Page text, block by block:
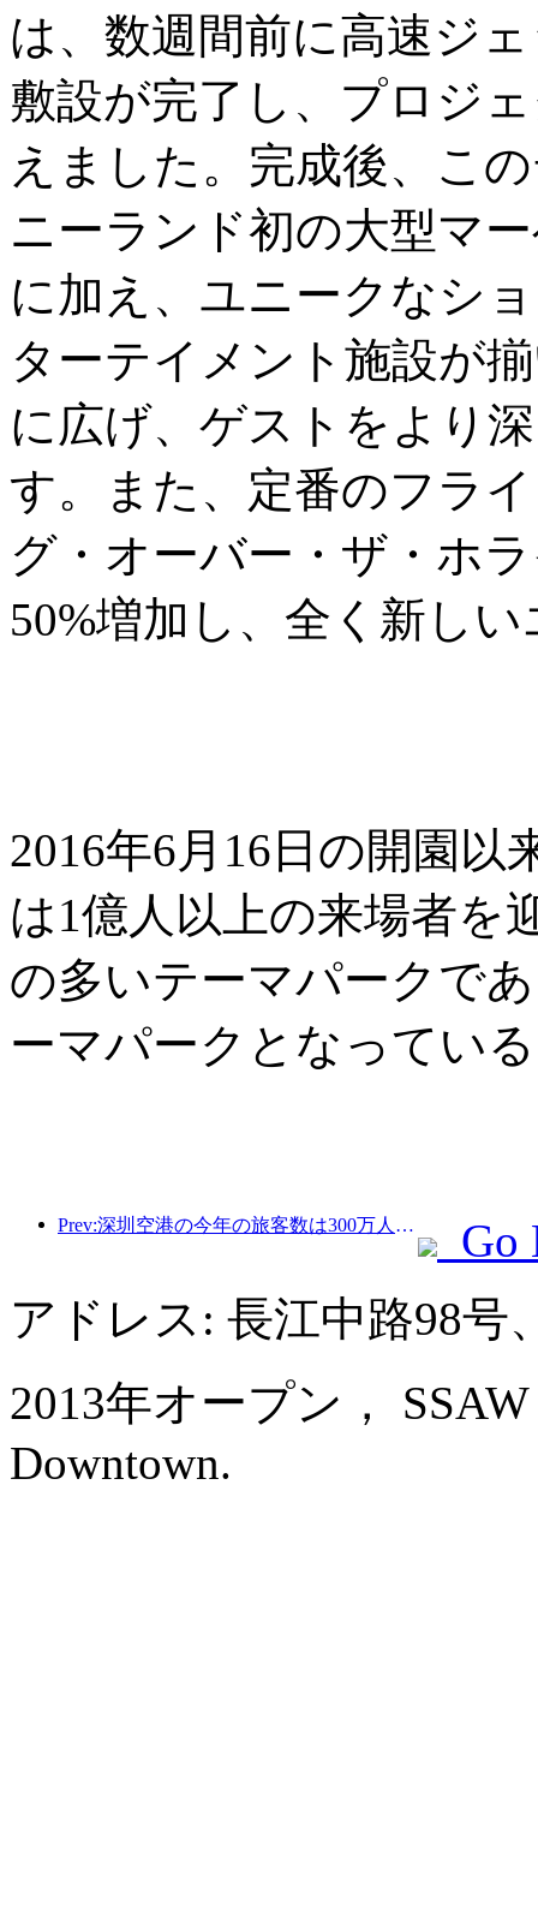
は、数週間前に高速ジ
敷設が完了し、プロジ
えました。完成後、こ
ニーランド初の大型マ
に加え、ユニークなシ
ターテイメント施設が
に広げ、ゲストをより
す。また、定番のフラ
グ・オーバー・ザ・ホ
50%増加し、全く新し
2016年6月16日の開園
は1億人以上の来場者を
の多いテーマパークで
ーマパークとなってい
Prev:深圳空港の今年の旅客数は300万人を超え、同期間の新記録を樹立した。
Go
アドレス: 長江中路98号
2013年オープン，
Downtown.